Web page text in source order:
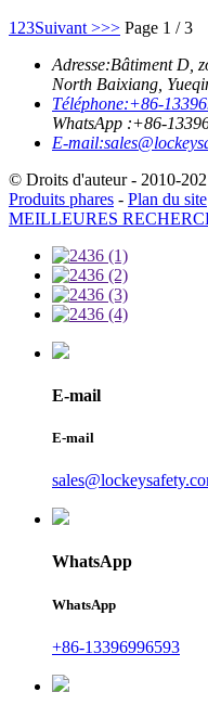
1 23Suivant >>> Page 1 / 3
Adresse:Bâtiment D,
North Baixiang,
Téléphone:+86-
WhatsApp :+86-
E-mail:
© Droits d'auteur - 2010-
Produits phares - Plan du site
MEILLEURES
E-mail
E-mail
WhatsApp
WhatsApp
+86-13396996593